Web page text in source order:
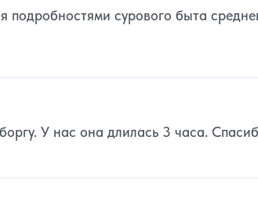
подробностями сурового быта
У нас она длилась 3 часа.